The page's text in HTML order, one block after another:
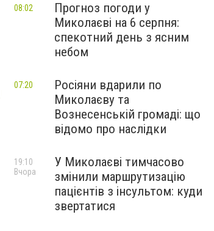
Прогноз погоди у
Миколаєві на 6 серпня:
спекотний день з ясним
небом
08:02
Росіяни вдарили по
Миколаєву та
Вознесенській громаді: що
відомо про наслідки
07:20
У Миколаєві тимчасово
змінили маршрутизацію
пацієнтів з інсультом: куди
звертатися
19:10
Вчора